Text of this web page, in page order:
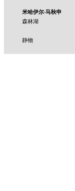
米哈伊尔·马秋申
森林湖
静物